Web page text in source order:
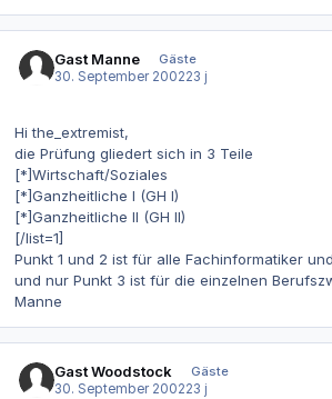
Gast Manne
Gäste
30. September 200223 j
Hi the_extremist,
die Prüfung gliedert sich in 3 Teile
[*]Wirtschaft/Soziales
[*]Ganzheitliche I (GH I)
[*]Ganzheitliche II (GH II)
[/list=1]
Punkt 1 und 2 ist für alle Fachinformatiker
und nur Punkt 3 ist für die einzelnen
Manne
Gast Woodstock
Gäste
30. September 200223 j